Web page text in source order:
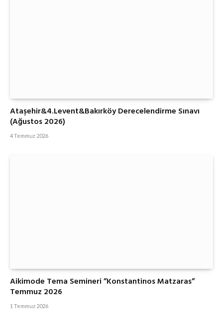
Ataşehir&4.Levent&Bakırköy Derecelendirme Sınavı
(Ağustos 2026)
4 Temmuz 2026
Aikimode Tema Semineri ”Konstantinos Matzaras”
Temmuz 2026
1 Temmuz 2026